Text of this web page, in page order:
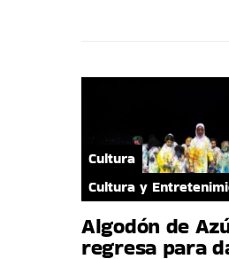
Cultura
Cultura y
Algodón de
regresa para